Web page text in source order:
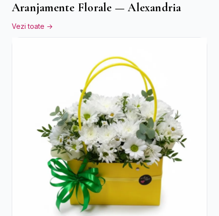
Aranjamente Florale — Alexandria
Vezi toate →